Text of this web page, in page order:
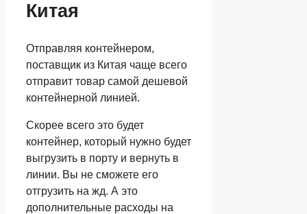
Китая
Отправляя контейнером,
поставщик из Китая чаще всего
отправит товар самой дешевой
контейнерной линией.
Скорее всего это будет
контейнер, который нужно будет
выгрузить в порту и вернуть в
линии. Вы не сможете его
отгрузить на жд. А это
дополнительные расходы на